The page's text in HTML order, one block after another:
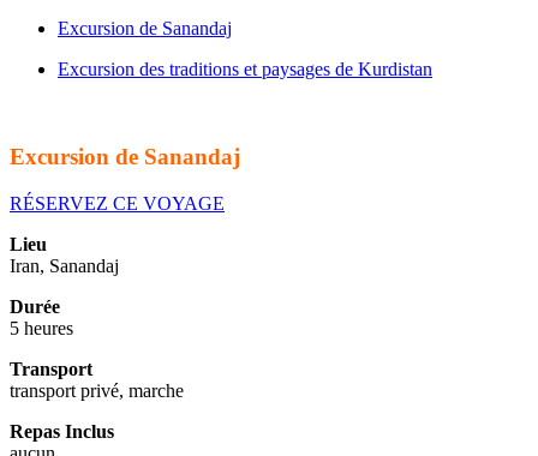
Excursion de Sanandaj
Excursion des traditions et paysages de Kurdistan
Excursion de Sanandaj
RÉSERVEZ CE VOYAGE
Lieu
Iran, Sanandaj
Durée
5 heures
Transport
transport privé, marche
Repas Inclus